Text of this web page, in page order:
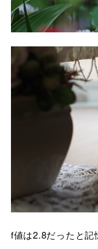
f値は2.8だったと記